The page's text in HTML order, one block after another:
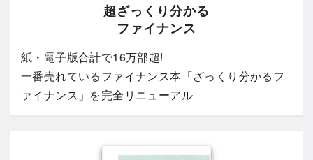
超ざっくり分かる
ファイナンス
紙・電子版合計で16万部超!
一番売れているファイナンス本「ざっくり分かるフ
ァイナンス」を完全リニューアル